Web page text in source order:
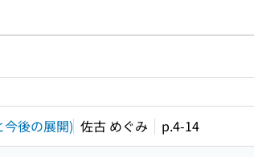
後の展開) 佐古 めぐみ p.4-14